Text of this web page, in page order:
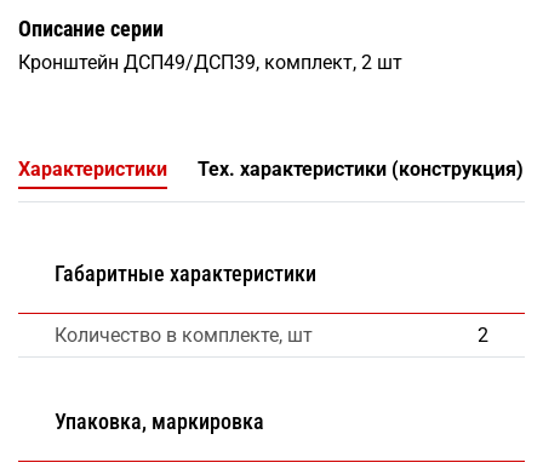
Описание серии
Кронштейн ДСП49/ДСП39, комплект, 2 шт
Характеристики Тех. характеристики (конструкция)
Габаритные характеристики
Количество в комплекте, шт 2
Упаковка, маркировка